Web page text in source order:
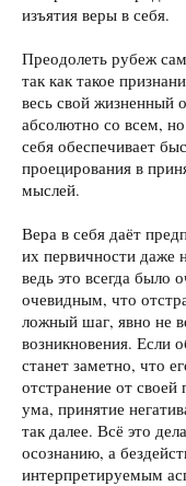
изъятия веры в себя.
Преодолеть рубеж
так как такое
весь свой жизненный
абсолютно со всем,
себя обеспечивает
проецирования в
мыслей.
Вера в себя даёт
их первичности даже
ведь это всегда было
очевидным, что
ложный шаг, явно не
возникновения. Если
станет заметно, что
отстранение от
ума, принятие
так далее. Всё это
осознанию, а
интерпретируемым